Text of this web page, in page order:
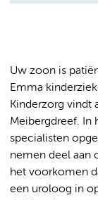
Uw zoon is
Emma
Kinderzorg vindt
Meibergdreef. In
specialisten
nemen deel aan
het voorkomen
een uroloog in